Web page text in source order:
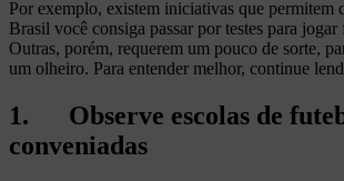
Por exemplo, existem iniciativas que permitem
Brasil você consiga passar por testes para
Outras, porém, requerem um pouco de sorte,
um olheiro. Para entender melhor, continue
1. Observe escolas de
conveniadas